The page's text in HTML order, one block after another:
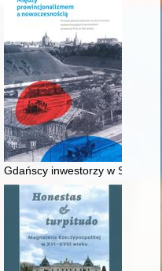
drawskiego od
Gdańscy inwestorzy w